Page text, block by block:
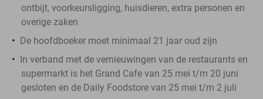
ontbijt, voorkeursligging, huisdieren, extra personen en
overige zaken
De hoofdboeker moet minimaal 21 jaar oud zijn
In verband met de vernieuwingen van de restaurants en
supermarkt is het Grand Cafe van 25 mei t/m 20 juni
gesloten en de Daily Foodstore van 25 mei t/m 2 juli